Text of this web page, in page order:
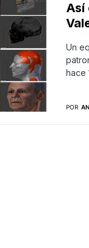
Así
Un
hace
POR